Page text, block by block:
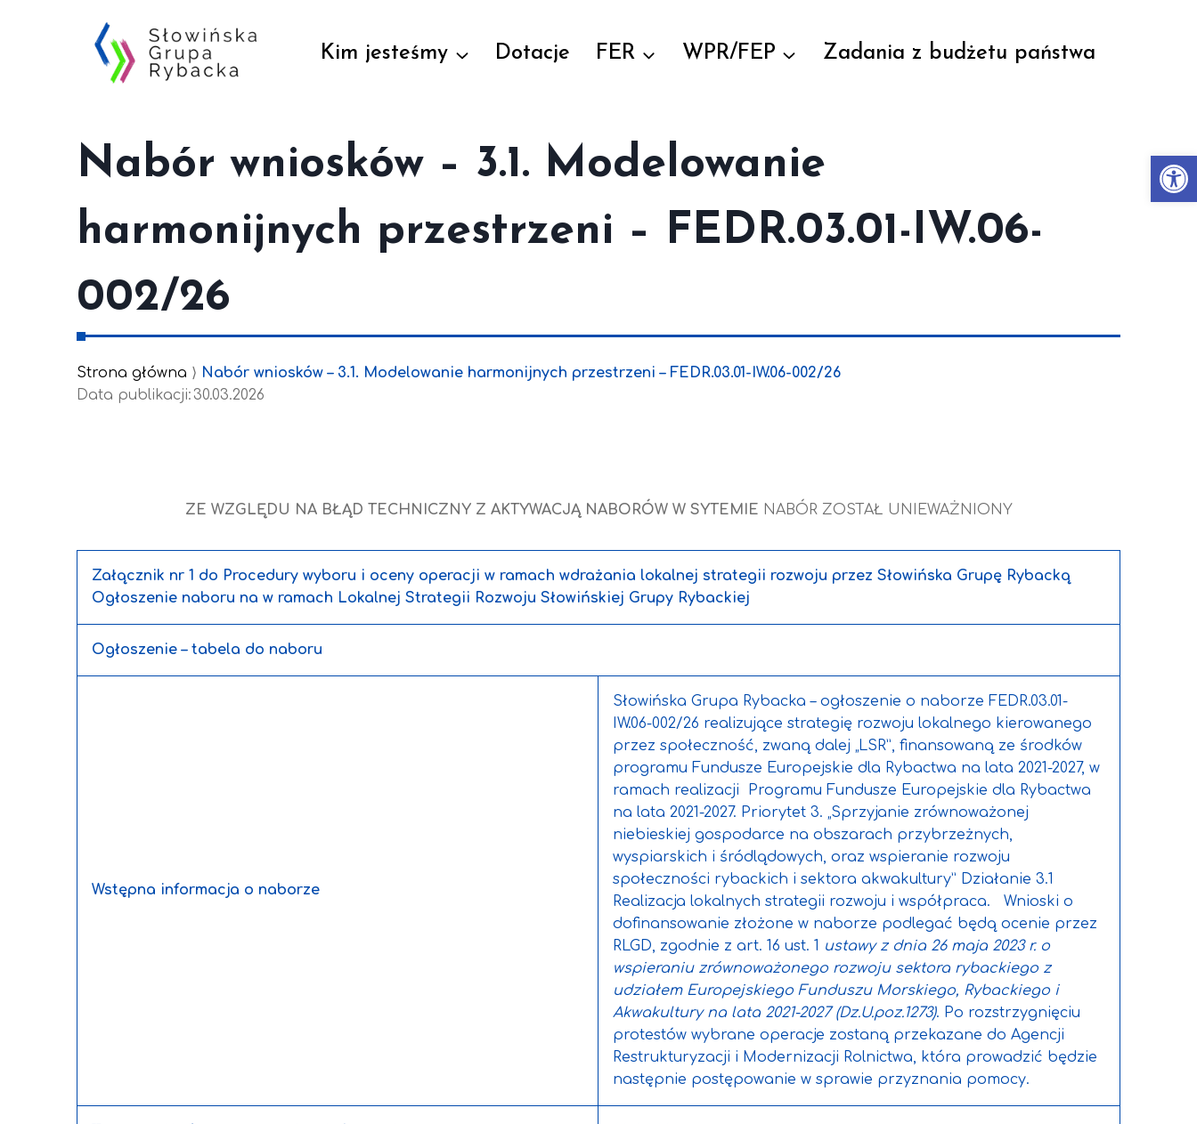
Kim jesteśmy Dotacje FER WPR/FEP Zadania z budżetu państwa
Nabór wniosków – 3.1. Modelowanie
harmonijnych przestrzeni – FEDR.03.01-IW.06-
002/26
Strona główna ⟩ Nabór wniosków – 3.1. Modelowanie harmonijnych przestrzeni – FEDR.03.01-IW.06-002/26
Data publikacji: 30.03.2026
ZE WZGLĘDU NA BŁĄD TECHNICZNY Z AKTYWACJĄ NABORÓW W SYTEMIE NABÓR ZOSTAŁ UNIEWAŻNIONY
Załącznik nr 1 do Procedury wyboru i oceny operacji w ramach wdrażania lokalnej strategii rozwoju przez Słowińska Grupę Rybacką
Ogłoszenie naboru na w ramach Lokalnej Strategii Rozwoju Słowińskiej Grupy Rybackiej
Ogłoszenie – tabela do naboru
Wstępna informacja o naborze
Słowińska Grupa Rybacka – ogłoszenie o naborze FEDR.03.01-
IW.06-002/26 realizujące strategię rozwoju lokalnego kierowanego
przez społeczność, zwaną dalej „LSR”, finansowaną ze środków
programu Fundusze Europejskie dla Rybactwa na lata 2021-2027, w
ramach realizacji Programu Fundusze Europejskie dla Rybactwa
na lata 2021-2027. Priorytet 3. „Sprzyjanie zrównoważonej
niebieskiej gospodarce na obszarach przybrzeżnych,
wyspiarskich i śródlądowych, oraz wspieranie rozwoju
społeczności rybackich i sektora akwakultury” Działanie 3.1
Realizacja lokalnych strategii rozwoju i współpraca. Wnioski o
dofinansowanie złożone w naborze podlegać będą ocenie przez
RLGD, zgodnie z art. 16 ust. 1 ustawy z dnia 26 maja 2023 r. o
wspieraniu zrównoważonego rozwoju sektora rybackiego z
udziałem Europejskiego Funduszu Morskiego, Rybackiego i
Akwakultury na lata 2021-2027 (Dz.U.poz.1273). Po rozstrzygnięciu
protestów wybrane operacje zostaną przekazane do Agencji
Restrukturyzacji i Modernizacji Rolnictwa, która prowadzić będzie
następnie postępowanie w sprawie przyznania pomocy.